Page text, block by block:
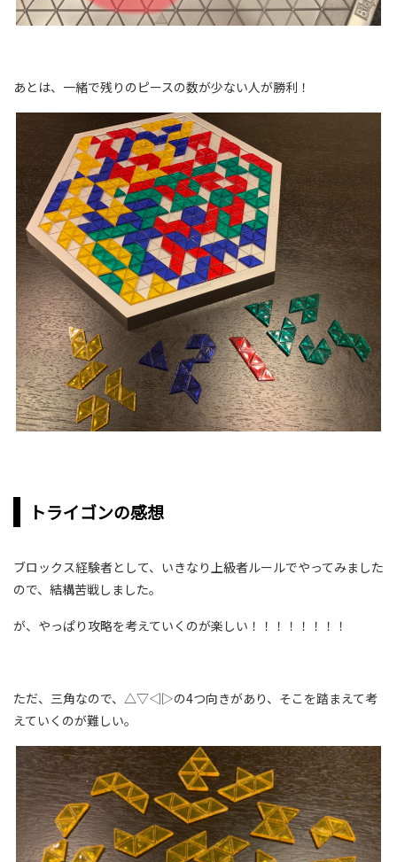
あとは、一緒で残りのピースの数が少ない人が勝利！
トライゴンの感想
ブロックス経験者として、いきなり上級者ルールでやってみました
ので、結構苦戦しました。
が、やっぱり攻略を考えていくのが楽しい！！！！！！！！
ただ、三角なので、△▽◁▷の4つ向きがあり、そこを踏まえて考
えていくのが難しい。